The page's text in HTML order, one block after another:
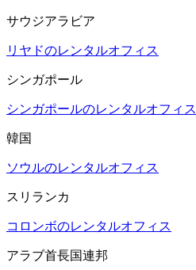
サウジアラビア
リヤドのレンタルオフィス
シンガポール
シンガポールのレンタルオフィス
韓国
ソウルのレンタルオフィス
スリランカ
コロンボのレンタルオフィス
アラブ首長国連邦